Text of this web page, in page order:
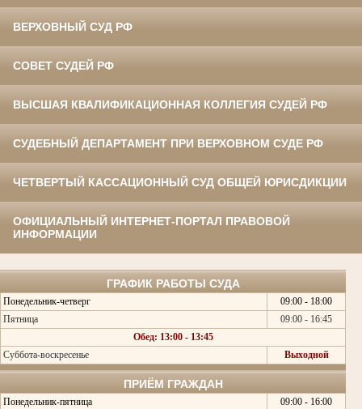
ВЕРХОВНЫЙ СУД РФ
СОВЕТ СУДЕЙ РФ
ВЫСШАЯ КВАЛИФИКАЦИОННАЯ КОЛЛЕГИЯ СУДЕЙ РФ
СУДЕБНЫЙ ДЕПАРТАМЕНТ ПРИ ВЕРХОВНОМ СУДЕ РФ
ЧЕТВЕРТЫЙ КАССАЦИОННЫЙ СУД ОБЩЕЙ ЮРИСДИКЦИИ
ОФИЦИАЛЬНЫЙ ИНТЕРНЕТ-ПОРТАЛ ПРАВОВОЙ
ИНФОРМАЦИИ
ГРАФИК РАБОТЫ СУДА
Понедельник-четверг
09:00 - 18:00
Пятница
09:00 - 16:45
Обед: 13:00 - 13:45
Суббота-воскресенье
Выходной
ПРИЁМ ГРАЖДАН
Понедельник-пятница
09:00 - 16:00